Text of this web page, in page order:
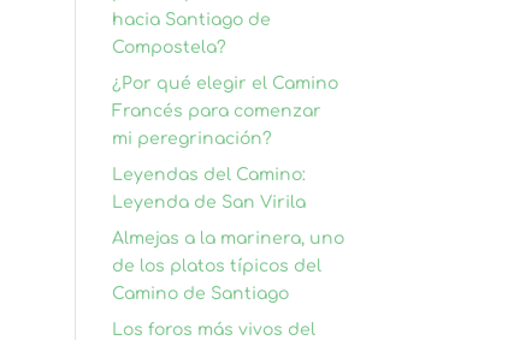
hacia Santiago de
Compostela?
¿Por qué elegir el Camino
Francés para comenzar
mi peregrinación?
Leyendas del Camino:
Leyenda de San Virila
Almejas a la marinera, uno
de los platos típicos del
Camino de Santiago
Los foros más vivos del